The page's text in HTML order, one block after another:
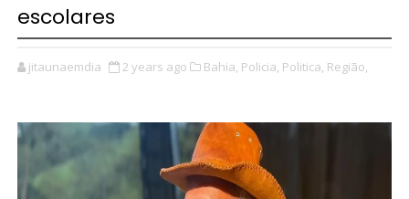
escolares
jitaunaemdia 2 years ago Bahia, Policia, Politica, Região,